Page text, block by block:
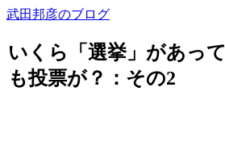
武田邦彦のブログ
いくら「選挙」があって
も投票が？：その2